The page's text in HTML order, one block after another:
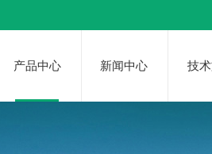
产品中心 新闻中心 技